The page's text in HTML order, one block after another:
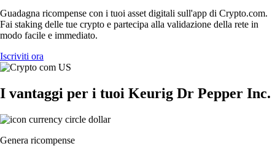
Guadagna ricompense con i tuoi asset digitali sull'app di Crypto.com.
Fai staking delle tue crypto e partecipa alla validazione della rete in
modo facile e immediato.
Iscriviti ora
I vantaggi per i tuoi Keurig Dr Pepper Inc.
Genera ricompense